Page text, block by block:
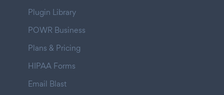
Plugin Library
POWR Business
Plans & Pricing
HIPAA Forms
Email Blast